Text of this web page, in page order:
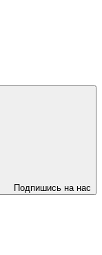
Подпишись на нас